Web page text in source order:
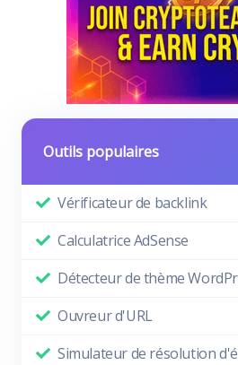
Outils populaires
Vérificateur de backlink
Calculatrice AdSense
Détecteur de thème
Ouvreur d'URL
Simulateur de résolution